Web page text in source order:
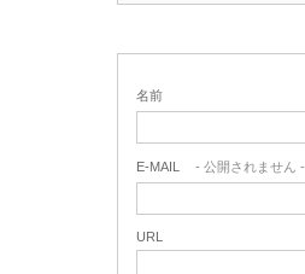
名前
E-MAIL - 公開されません -
URL